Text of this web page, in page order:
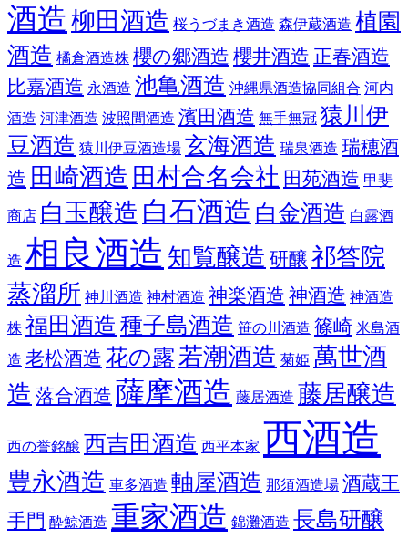
酒造 柳田酒造 桜うづまき酒造 森伊蔵酒造 植園
酒造 橘倉酒造株 櫻の郷酒造 櫻井酒造 正春酒造
比嘉酒造 永酒造 池亀酒造 沖縄県酒造協同組合 河内
酒造 河津酒造 波照間酒造 濱田酒造 無手無冠 猿川伊
豆酒造 猿川伊豆酒造場 玄海酒造 瑞泉酒造 瑞穂酒
造 田崎酒造 田村合名会社 田苑酒造 甲斐
商店 白玉醸造 白石酒造 白金酒造 白露酒
造 相良酒造 知覧醸造 研醸 祁答院
蒸溜所 神川酒造 神村酒造 神楽酒造 神酒造 神酒造
株 福田酒造 種子島酒造 笹の川酒造 篠崎 米島酒
造 老松酒造 花の露若潮酒造 菊姫 萬世酒
造 落合酒造 薩摩酒造 藤居酒造 藤居醸造
西の誉銘醸 西吉田酒造 西平本家 西酒造
豊永酒造 車多酒造 軸屋酒造 那須酒造場 酒蔵王
手門 酔鯨酒造 重家酒造 錦灘酒造 長島研醸